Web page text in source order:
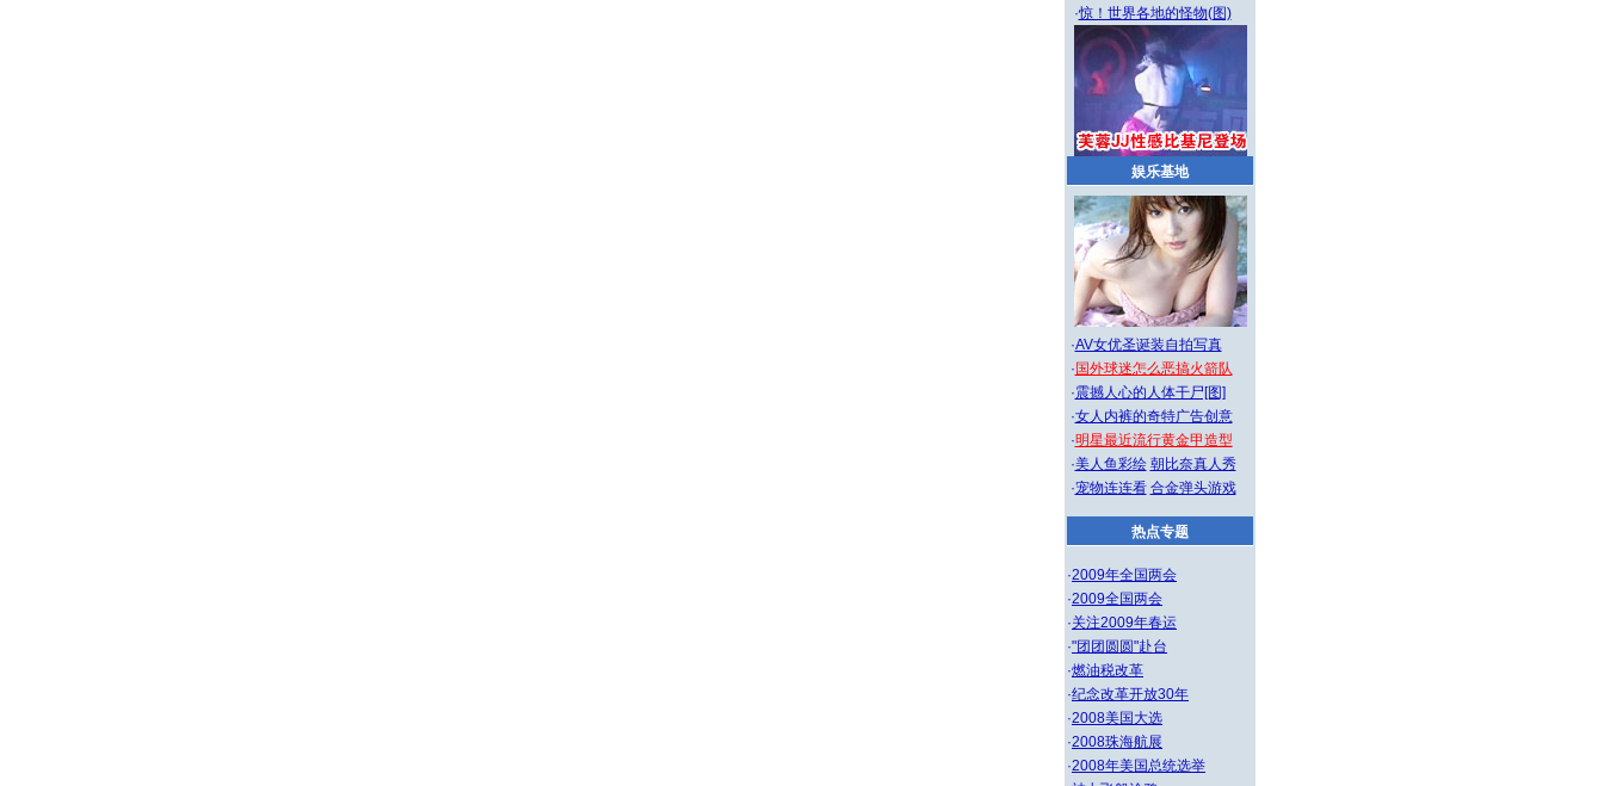
·惊！世界各地的怪物(图)
娱乐基地
·AV女优圣诞装自拍写真
· 国外球迷怎么恶搞火箭队
·震撼人心的人体干尸[图]
·女人内裤的奇特广告创意
·明星最近流行黄金甲造型
·美人鱼彩绘 朝比奈真人秀
·宠物连连看 合金弹头游戏
热点专题
·2009年全国两会
·2009全国两会
·关注2009年春运
·"团团圆圆"赴台
·燃油税改革
·纪念改革开放30年
·2008美国大选
·2008珠海航展
·2008年美国总统选举